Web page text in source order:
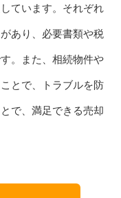
ています。それぞれ
あり、必要書類や税
。また、相続物件や
とで、トラブルを防
で、満足できる売却